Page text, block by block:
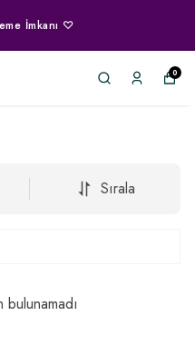
İmkanı ♡
0
Sırala
bulunamadı